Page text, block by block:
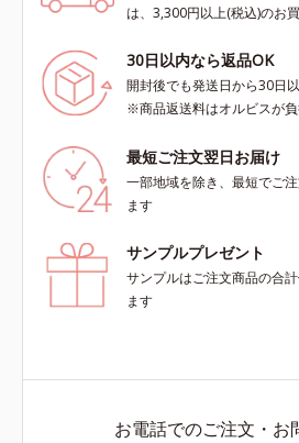
は、3,300円以上(税込)のお
30日以内なら返品OK
開封後でも発送日から30日
※商品返送料はオルビスが
最短ご注文翌日お届け
一部地域を除き、最短でご
ます
サンプルプレゼント
サンプルはご注文商品の合
ます
お電話でのご注文・お